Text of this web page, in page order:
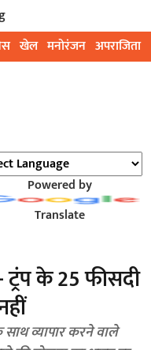
खेल मनोरंजन अपराजिता
Powered by
Translate
ट्रंप के 25 फीसदी
साथ व्यापार करने वाले